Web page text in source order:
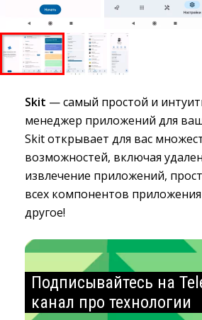
Skit — самый простой и
менеджер приложений для
Skit открывает для вас
возможностей, включая
извлечение приложений,
всех компонентов
другое!
Подписывайтесь на
канал про технологии